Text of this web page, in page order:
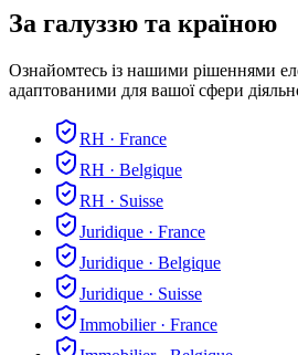
За галуззю та країною
Ознайомтесь із нашими рішеннями
адаптованими для вашої сфери
RH · France
RH · Belgique
RH · Suisse
Juridique · France
Juridique · Belgique
Juridique · Suisse
Immobilier· France